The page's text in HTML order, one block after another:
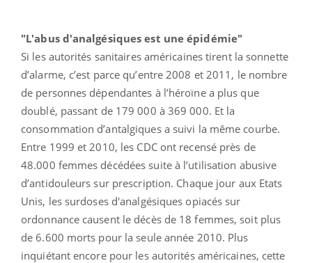
"L'abus d'analgésiques est une épidémie"
Si les autorités sanitaires américaines tirent la sonnette
d’alarme, c’est parce qu’entre 2008 et 2011, le nombre
de personnes dépendantes à l’héroïne a plus que
doublé, passant de 179 000 à 369 000. Et la
consommation d’antalgiques a suivi la même courbe.
Entre 1999 et 2010, les CDC ont recensé près de
48.000 femmes décédées suite à l’utilisation abusive
d’antidouleurs sur prescription. Chaque jour aux Etats
Unis, les surdoses d'analgésiques opiacés sur
ordonnance causent le décès de 18 femmes, soit plus
de 6.600 morts pour la seule année 2010. Plus
inquiétant encore pour les autorités américaines, cette